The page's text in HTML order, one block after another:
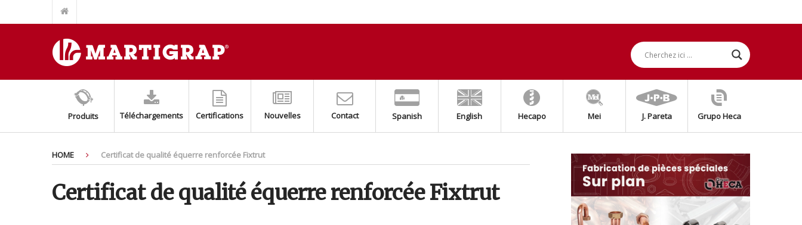
SUPPORT BASE FIXTRUT INOX AISI304/A2
SUPPORT AUXILIARE POUR MONTAGE SPLIT (EASY SPLIT)
BASE AVEC ÉCROU M8+M10 INOX AISI 316
AMORTISSEURS DE SOL AVEC RESSORT
COLLIER BLANC POUR LES TUYAUX DE FUMMÉE
KIT DE SUPPORT DE CONDENSEUR AJUSTABLE
PROFIL PERCÉ FIXTRUT INOX AISI 316/A4
PROFIL PERCÉ FIXTRUT INOX AISI 304/A2
COLLIER ISOPHONIQUE INOXYDABLE AISI 304/A2
Produits Téléchargements Certifications Nouvelles Contact Spanish English Hecapo Mei J. Pareta Grupo Heca
HOME Certificat de qualité équerre renforcée Fixtrut
Certificat de qualité équerre renforcée Fixtrut